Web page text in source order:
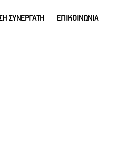
ΣΥΝΕΡΓΑΤΗ ΕΠΙΚΟΙΝΩΝΙΑ